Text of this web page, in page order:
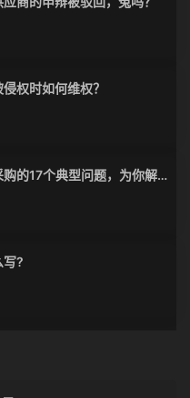
权时如何维权？
的17个典型问题，为你解
写?